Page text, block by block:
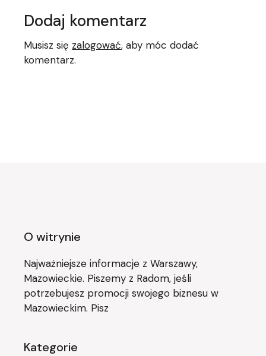
Dodaj komentarz
Musisz się zalogować, aby móc dodać
komentarz.
O witrynie
Najważniejsze informacje z Warszawy,
Mazowieckie. Piszemy z Radom, jeśli
potrzebujesz promocji swojego biznesu w
Mazowieckim. Pisz
Kategorie